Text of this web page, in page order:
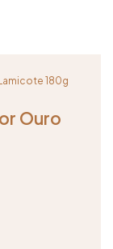
180g
Ouro